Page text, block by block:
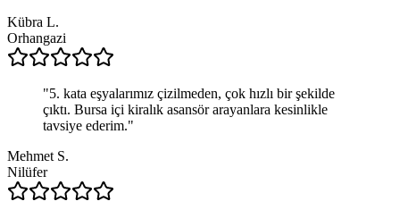
Kübra L.
Orhangazi
"5. kata eşyalarımız çizilmeden, çok hızlı bir şekilde
çıktı. Bursa içi kiralık asansör arayanlara kesinlikle
tavsiye ederim."
Mehmet S.
Nilüfer